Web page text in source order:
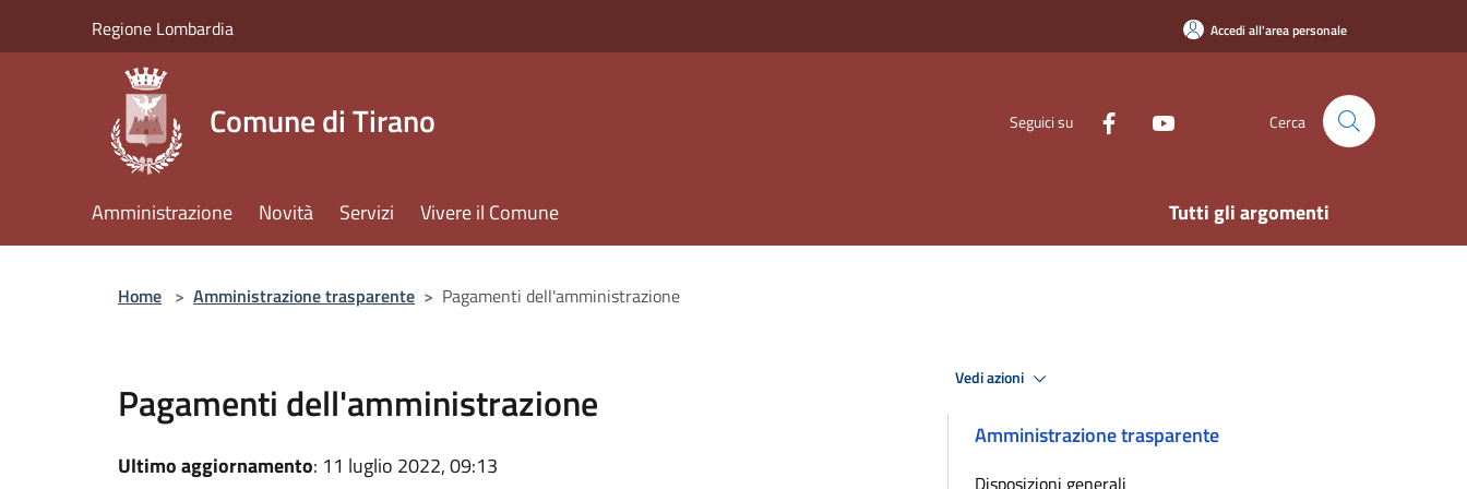
Regione Lombardia Accedi all'area personale
Comune di Tirano Seguici su Cerca
Amministrazione Novità Servizi Vivere il Comune Tutti gli argomenti
Home > Amministrazione trasparente > Pagamenti dell'amministrazione
Pagamenti dell'amministrazione
Ultimo aggiornamento: 11 luglio 2022, 09:13
Vedi azioni
Amministrazione trasparente
Disposizioni generali